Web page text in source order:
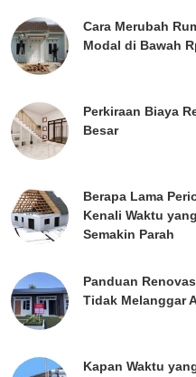
Cara Merubah
Modal di Bawah
Perkiraan Biaya
Besar
Berapa Lama
Kenali Waktu
Semakin Parah
Panduan
Tidak Melanggar
Kapan Waktu